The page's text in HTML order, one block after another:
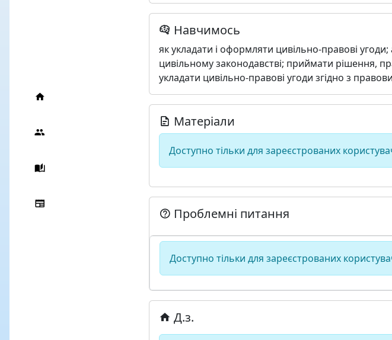
Навчимось
як укладати і оформляти цивільно-правові
цивільному законодавстві; приймати рішення,
укладати цивільно-правові угоди згідно з
Матеріали
Доступно тільки для зареєстрованих
Проблемні питання
Доступно тільки для зареєстрованих
Д.з.